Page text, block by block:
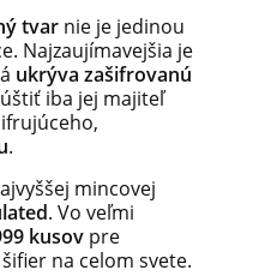
tvar nie je jedinou
Najzaujímavejšia je
ukrýva zašifrovanú
iba jej majiteľ
.
mincovej
. Vo veľmi
kusov pre
na celom svete.